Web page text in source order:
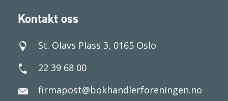
Kontakt oss
St. Olavs Plass 3, 0165 Oslo
22 39 68 00
firmapost@bokhandlerforeningen.no